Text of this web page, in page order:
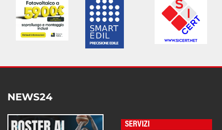
NEWS24
SERVIZI